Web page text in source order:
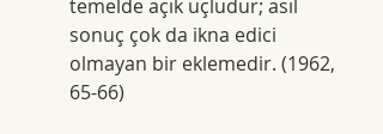
temelde açık uçludur; asıl
sonuç çok da ikna edici
olmayan bir eklemedir. (1962,
65-66)